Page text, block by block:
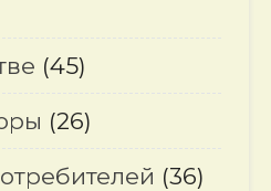
(45)
(26)
(36)